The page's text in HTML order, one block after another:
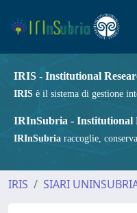
IRIS - Institutional
IRIS è il sistema di gestione
IRInSubria - Institutional
IRInSubria raccoglie,
IRIS SIARI